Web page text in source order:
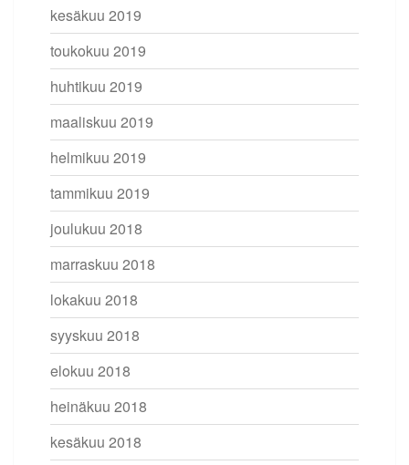
kesäkuu 2019
toukokuu 2019
huhtikuu 2019
maaliskuu 2019
helmikuu 2019
tammikuu 2019
joulukuu 2018
marraskuu 2018
lokakuu 2018
syyskuu 2018
elokuu 2018
heinäkuu 2018
kesäkuu 2018